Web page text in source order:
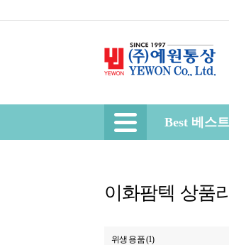
Best 베스트
이화팜텍 상품
위생 용품 (1)